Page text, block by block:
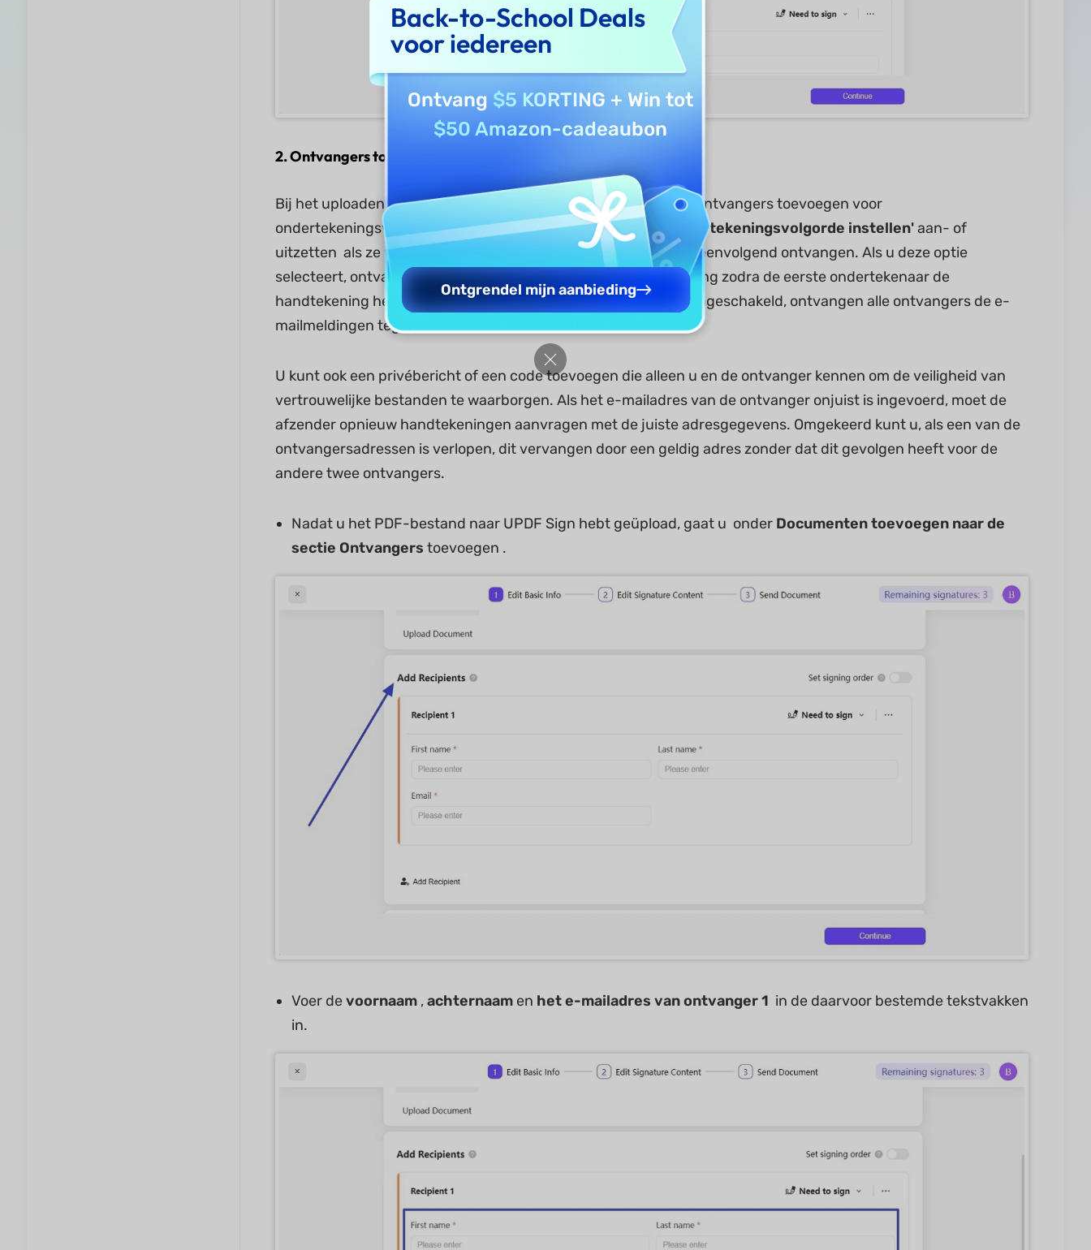
2. Ontvangers toevoegen
Bij het uploaden van een PDF kunnen gebruikers maximaal 50 ontvangers toevoegen voor
ondertekeningsverzoeken. Daarnaast kunnen ze de optie'Ondertekeningsvolgorde instellen'aan- of
uitzetten als ze willen dat de ondertekenaars het document opeenvolgend ontvangen. Als u deze optie
selecteert, ontvangt de tweede ondertekenaar een e-mailmelding zodra de eerste ondertekenaar de
handtekening heeft voltooid. Als u deze optie echter niet hebt ingeschakeld, ontvangen alle ontvangers de e-
mailmeldingen tegelijkertijd.
U kunt ook een privébericht of een code toevoegen die alleen u en de ontvanger kennen om de veiligheid van
vertrouwelijke bestanden te waarborgen. Als het e-mailadres van de ontvanger onjuist is ingevoerd, moet de
afzender opnieuw handtekeningen aanvragen met de juiste adresgegevens. Omgekeerd kunt u, als een van de
ontvangersadressen is verlopen, dit vervangen door een geldig adres zonder dat dit gevolgen heeft voor de
andere twee ontvangers.
Nadat u het PDF-bestand naar UPDF Sign hebt geüpload, gaat u onder Documententoevoegen naar de
sectie Ontvangers toevoegen .
Voer devoornaam,achternaamen het e-mailadres van ontvanger 1 in de daarvoor bestemde tekstvakken
in.
Back-to-School Deals
voor iedereen
Ontvang $5 KORTING + Win tot
$50 Amazon-cadeaubon
Ontgrendel mijn aanbieding